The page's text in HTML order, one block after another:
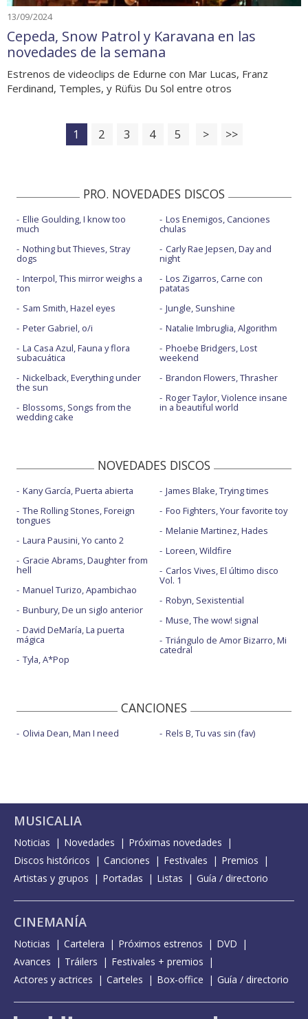
13/09/2024
Cepeda, Snow Patrol y Karavana en las
novedades de la semana
Estrenos de videoclips de Edurne con Mar Lucas, Franz
Ferdinand, Temples, y Rüfüs Du Sol entre otros
1 2 3 4 5 > >>
PRO. NOVEDADES DISCOS
Ellie Goulding, I know too
much
Nothing but Thieves, Stray
dogs
Interpol, This mirror weighs a
ton
Sam Smith, Hazel eyes
Peter Gabriel, o/i
La Casa Azul, Fauna y flora
subacuática
Nickelback, Everything under
the sun
Blossoms, Songs from the
wedding cake
Los Enemigos, Canciones
chulas
Carly Rae Jepsen, Day and
night
Los Zigarros, Carne con
patatas
Jungle, Sunshine
Natalie Imbruglia, Algorithm
Phoebe Bridgers, Lost
weekend
Brandon Flowers, Thrasher
Roger Taylor, Violence insane
in a beautiful world
NOVEDADES DISCOS
Kany García, Puerta abierta
The Rolling Stones, Foreign
tongues
Laura Pausini, Yo canto 2
Gracie Abrams, Daughter from
hell
Manuel Turizo, Apambichao
Bunbury, De un siglo anterior
David DeMaría, La puerta
mágica
Tyla, A*Pop
James Blake, Trying times
Foo Fighters, Your favorite toy
Melanie Martinez, Hades
Loreen, Wildfire
Carlos Vives, El último disco
Vol. 1
Robyn, Sexistential
Muse, The wow! signal
Triángulo de Amor Bizarro, Mi
catedral
CANCIONES
Olivia Dean, Man I need Rels B, Tu vas sin (fav)
MUSICALIA
Noticias Novedades
Próximas novedades
Discos históricos
Canciones Festivales
Premios
Artistas y grupos
Portadas Listas Guía / directorio
CINEMANÍA
Noticias Cartelera Próximos estrenos
DVD
Avances
Tráilers
Festivales + premios
Actores y actrices
Carteles Box-office Guía / directorio